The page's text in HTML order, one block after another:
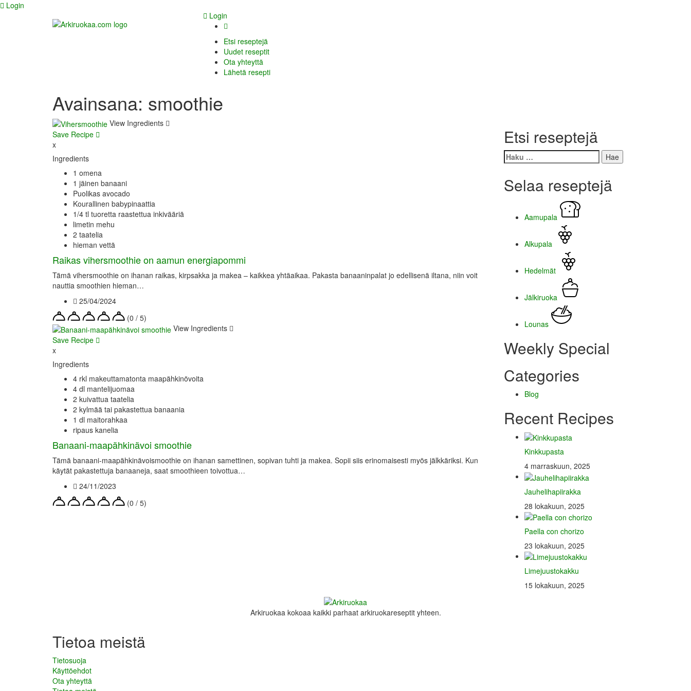
Login
Login
Etsi reseptejä
Uudet reseptit
Ota yhteyttä
Lähetä resepti
Avainsana: smoothie
View Ingredients
Save Recipe
x
Ingredients
1 omena
1 jäinen banaani
Puolikas avocado
Kourallinen babypinaattia
1/4 tl tuoretta raastettua inkivääriä
limetin mehu
2 taatelia
hieman vettä
Raikas vihersmoothie on aamun energiapommi
Tämä vihersmoothie on ihanan raikas, kirpsakka ja makea – kaikkea yhtäaikaa. Pakasta banaaninpalat jo edellisenä iltana, niin voit
nauttia smoothien hieman…
25/04/2024
(0 / 5)
View Ingredients
Save Recipe
x
Ingredients
4 rkl makeuttamatonta maapähkinövoita
4 dl mantelijuomaa
2 kuivattua taatelia
2 kylmää tai pakastettua banaania
1 dl maitorahkaa
ripaus kanelia
Banaani-maapähkinävoi smoothie
Tämä banaani-maapähkinävoismoothie on ihanan samettinen, sopivan tuhti ja makea. Sopii siis erinomaisesti myös jälkkäriksi. Kun
käytät pakastettuja banaaneja, saat smoothieen toivottua…
24/11/2023
(0 / 5)
Etsi reseptejä
Haku:
Selaa reseptejä
Aamupala
Alkupala
Hedelmät
Jälkiruoka
Lounas
Weekly Special
Categories
Blog
Recent Recipes
Kinkkupasta
4 marraskuun, 2025
Jauhelihapiirakka
28 lokakuun, 2025
Paella con chorizo
23 lokakuun, 2025
Limejuustokakku
15 lokakuun, 2025
Arkiruokaa kokoaa kaikki parhaat arkiruokareseptit yhteen.
Tietoa meistä
Tietosuoja
Käyttöehdot
Ota yhteyttä